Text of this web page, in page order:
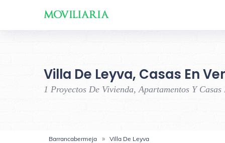
Villa De Leyva, Casas En
1 Proyectos De Vivienda, Apartamentos Y
Barrancabermeja Villa De Leyva